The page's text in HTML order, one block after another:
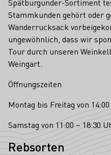
Spätburgunder-Sortiment
Stammkunden gehört oder
Wanderrucksack
ungewöhnlich, dass wir
Tour durch unseren
Weingart.
Öffnungszeiten
Montag bis Freitag von
Samstag von 11:00 – 18:30
Rebsorten